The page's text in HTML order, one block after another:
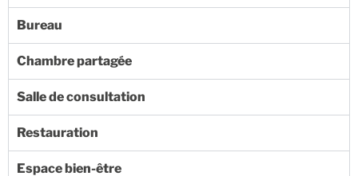
Bureau
Chambre partagée
Salle de consultation
Restauration
Espace bien-être